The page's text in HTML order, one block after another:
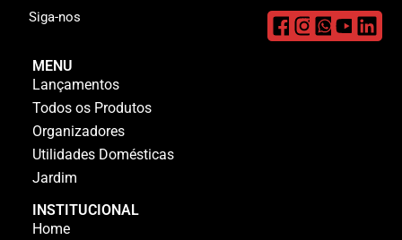
Siga-nos
MENU
Lançamentos
Todos os Produtos
Organizadores
Utilidades Domésticas
Jardim
INSTITUCIONAL
Home